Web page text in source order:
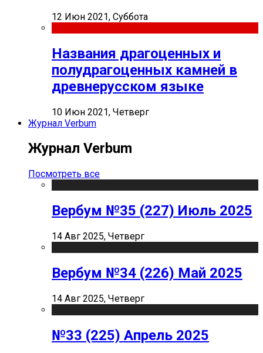
12 Июн 2021, Суббота
Названия драгоценных и
полудрагоценных камней в
древнерусском языке
10 Июн 2021, Четверг
Журнал Verbum
Журнал Verbum
Посмотреть все
Вербум №35 (227) Июль 2025
14 Авг 2025, Четверг
Вербум №34 (226) Май 2025
14 Авг 2025, Четверг
№33 (225) Апрель 2025